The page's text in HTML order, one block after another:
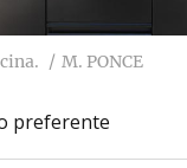
M. PONCE
preferente